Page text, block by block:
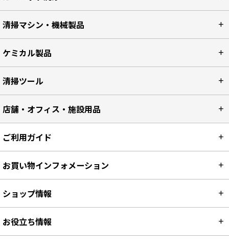
清掃マシン・機械製品
ケミカル製品
清掃ツール
店舗・オフィス・施設用品
ご利用ガイド
お買い物インフォメーション
ショップ情報
お役立ち情報